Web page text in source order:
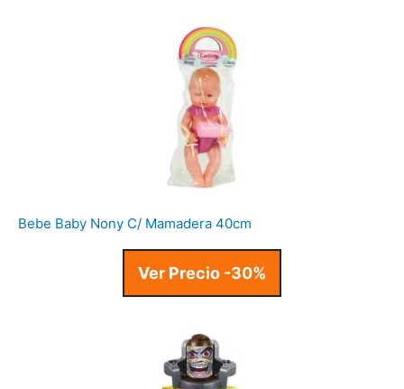
Bebe Baby Nony C/ Mamadera 40cm
Ver Precio -30%